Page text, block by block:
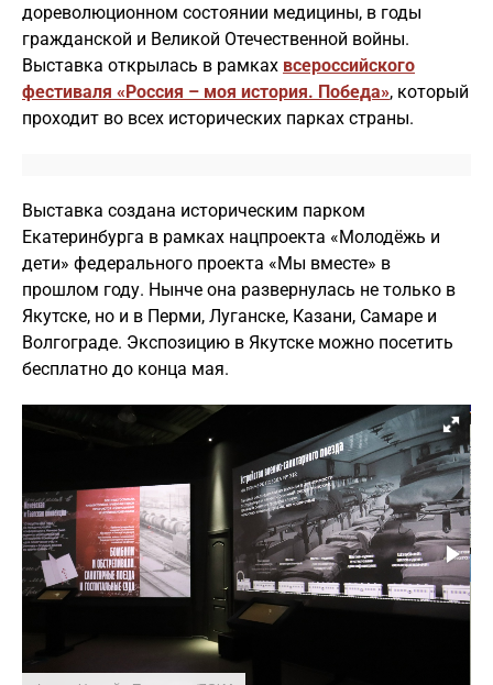
дореволюционном состоянии медицины, в годы
гражданской и Великой Отечественной войны.
Выставка открылась в рамках всероссийского
фестиваля «Россия – моя история. Победа», который
проходит во всех исторических парках страны.
Выставка создана историческим парком
Екатеринбурга в рамках нацпроекта «Молодёжь и
дети» федерального проекта «Мы вместе» в
прошлом году. Нынче она развернулась не только в
Якутске, но и в Перми, Луганске, Казани, Самаре и
Волгограде. Экспозицию в Якутске можно посетить
бесплатно до конца мая.